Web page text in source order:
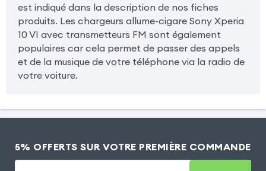
est indiqué dans la description de nos fiches
produits. Les chargeurs allume-cigare Sony Xperia
10 VI avec transmetteurs FM sont également
populaires car cela permet de passer des appels
et de la musique de votre téléphone via la radio de
votre voiture.
5% OFFERTS SUR VOTRE PREMIÈRE COMMANDE